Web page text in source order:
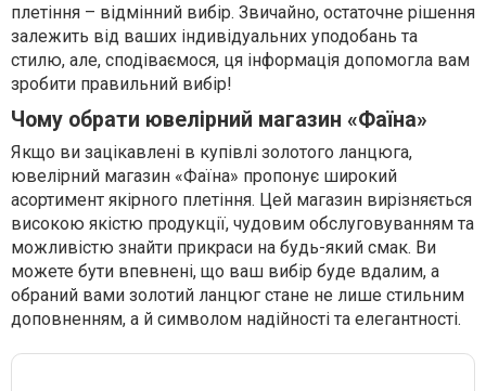
плетіння – відмінний вибір. Звичайно, остаточне рішення
залежить від ваших індивідуальних уподобань та
стилю, але, сподіваємося, ця інформація допомогла вам
зробити правильний вибір!
Чому обрати ювелірний магазин «Фаїна»
Якщо ви зацікавлені в купівлі золотого ланцюга,
ювелірний магазин «Фаїна» пропонує широкий
асортимент якірного плетіння. Цей магазин вирізняється
високою якістю продукції, чудовим обслуговуванням та
можливістю знайти прикраси на будь-який смак. Ви
можете бути впевнені, що ваш вибір буде вдалим, а
обраний вами золотий ланцюг стане не лише стильним
доповненням, а й символом надійності та елегантності.